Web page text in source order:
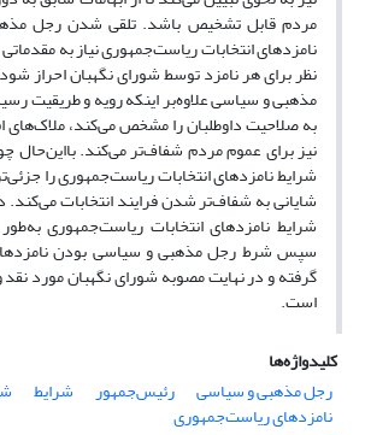
مردم قابل تشخیص باشد. تلقی شدن رجل
نامزدهای انتخابات ریاست‌جمهوری نیاز به
نظر برای هر نامزد توسط شورای نگهبان احراز
مذهبی و سیاسی علاوه‌بر اینکه رویه و طریقیت
به صلاحیت داوطلبان را مشخص می‌کند، ملاک‌های
نیز برای عموم مردم شفاف‌تر می‌کند. با‌این‌حال
شرایط نامزدهای انتخابات ریاست‌جمهوری را
شایانی به شفاف‌تر شدن فرایند انتخابات می‌کند.
شرایط نامزدهای انتخابات ریاست‌جمهوری
سپس شرط رجل مذهبی و سیاسی بودن نامزدها
گرفته و در نهایت مصوبه‌ شورای نگهبان مورد
است.
کلیدواژه‌ها
رجل مذهبی و سیاسی
رئیس‌جمهور شرایط
نامزدهای ریاست‌جمهوری